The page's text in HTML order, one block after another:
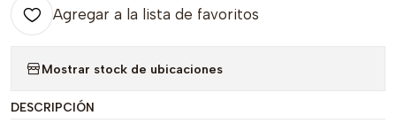
Agregar a la lista de favoritos
Mostrar stock de ubicaciones
DESCRIPCIÓN